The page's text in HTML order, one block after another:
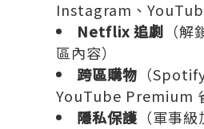
Instagram、
Netflix 追劇 （
區內容）
跨區購物 （
YouTube Premium
隱私保護 （軍事